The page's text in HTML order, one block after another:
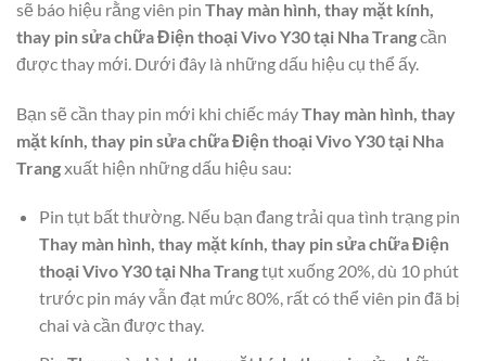
sẽ báo hiệu rằng viên pin Thay màn hình, thay mặt kính,
thay pin sửa chữa Điện thoại Vivo Y30 tại Nha Trangcần
được thay mới. Dưới đây là những dấu hiệu cụ thể ấy.
Bạn sẽ cần thay pin mới khi chiếc máyThay màn hình, thay
mặt kính, thay pin sửa chữa Điện thoại Vivo Y30 tại Nha
Trangxuất hiện những dấu hiệu sau:
Pin tụt bất thường. Nếu bạn đang trải qua tình trạng pin
Thay màn hình, thay mặt kính, thay pin sửa chữa Điện
thoại Vivo Y30 tại Nha Trangtụt xuống 20%, dù 10 phút
trước pin máy vẫn đạt mức 80%, rất có thể viên pin đã bị
chai và cần được thay.